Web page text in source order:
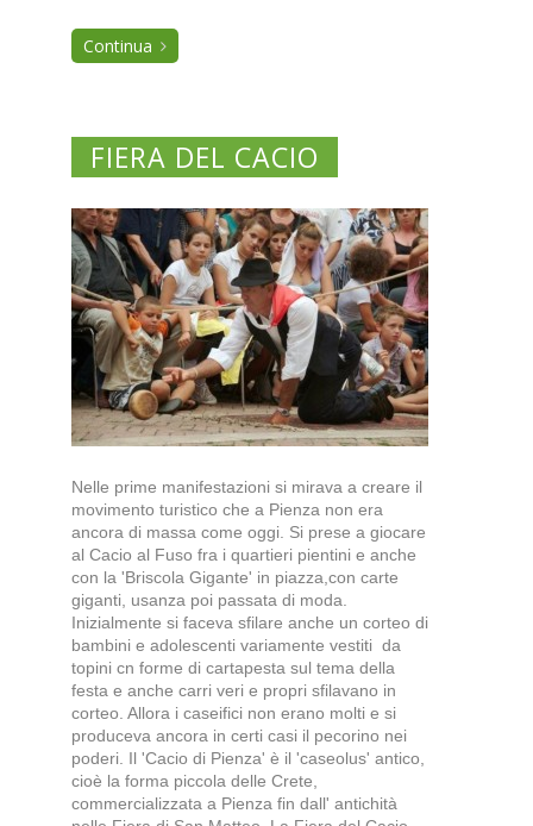
Continua
FIERA DEL CACIO
Nelle prime manifestazioni si mirava a creare il
movimento turistico che a Pienza non era
ancora di massa come oggi. Si prese a giocare
al Cacio al Fuso fra i quartieri pientini e anche
con la 'Briscola Gigante' in piazza,con carte
giganti, usanza poi passata di moda.
Inizialmente si faceva sfilare anche un corteo di
bambini e adolescenti variamente vestiti da
topini cn forme di cartapesta sul tema della
festa e anche carri veri e propri sfilavano in
corteo. Allora i caseifici non erano molti e si
produceva ancora in certi casi il pecorino nei
poderi. Il 'Cacio di Pienza' è il 'caseolus' antico,
cioè la forma piccola delle Crete,
commercializzata a Pienza fin dall' antichità